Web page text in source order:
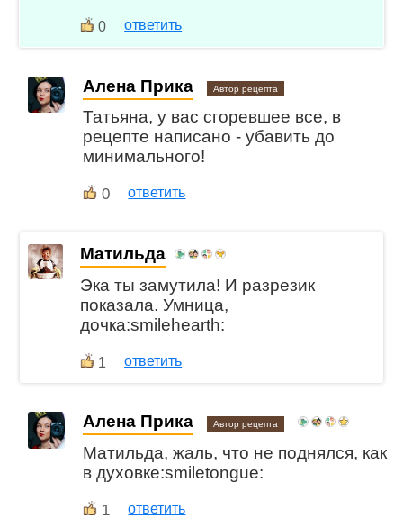
0 ответить
Алена Прика Автор рецепта
Татьяна, у вас сгоревшее все, в
рецепте написано - убавить до
минимального!
0 ответить
Матильда
Эка ты замутила! И разрезик
показала. Умница,
дочка:smilehearth:
1 ответить
Алена Прика Автор рецепта
Матильда, жаль, что не поднялся, как
в духовке:smiletongue:
1 ответить